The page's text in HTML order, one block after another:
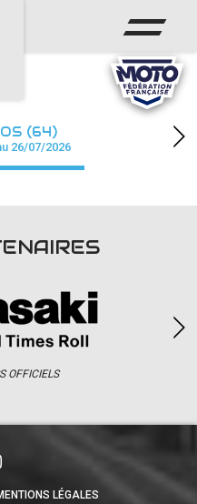
(64)
26/07/2026
OFFICIELS
LÉGALES